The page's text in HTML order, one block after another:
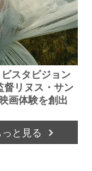
スタビジョン
リヌス・サン
画体験を創出
っと見る